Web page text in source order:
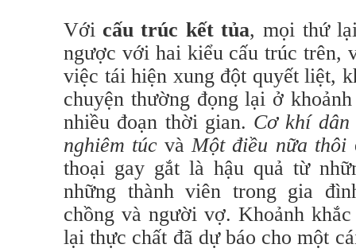
Với cấu trúc kết tủa, mọi thứ
ngược với hai kiểu cấu trúc trên,
việc tái hiện xung đột quyết liệt,
chuyện thường đọng lại ở
nhiều đoạn thời gian. Cơ khí
nghiêm túc vàMột điều nữa thôi
thoại gay gắt là hậu quả từ
những thành viên trong gia
chồng và người vợ. Khoảnh
lại thực chất đã dự báo cho một